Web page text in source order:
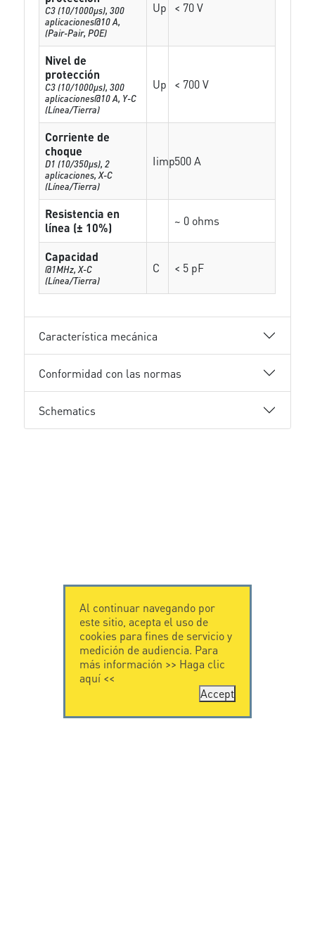
C3 (10/1000μs), 300
aplicaciones@10 A,
(Pair-Pair, POE)
Up < 70 V
Nivel de
protección
C3 (10/1000μs), 300
aplicaciones@10 A, Y-C
(Línea/Tierra)
Up < 700 V
Corriente de
choque
D1 (10/350μs), 2
aplicaciones, X-C
(Línea/Tierra)
Iimp500 A
Resistencia en
línea (± 10%)
~ 0 ohms
Capacidad
@1MHz, X-C
(Línea/Tierra)
C < 5 pF
Característica mecánica
Conformidad con las normas
Schematics
Al continuar navegando por
este sitio, acepta el uso de
cookies para fines de servicio y
medición de audiencia. Para
más información >> Haga clic
aquí<<
Accept